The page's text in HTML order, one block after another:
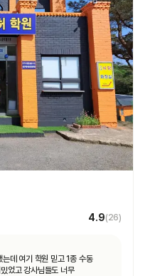
4.9(26)
데 여기 학원 믿고 1종 수동
었고 강사님들도 너무